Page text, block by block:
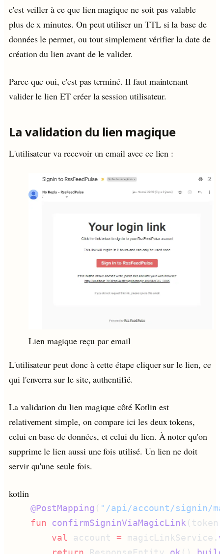
c'est veiller à ce que lien magique ne soit pas valable
plus de x minutes. On peut utiliser un TTL si la base de
données le permet, ou tout simplement vérifier la date de
création du lien avant de le valider.
Parce que oui, c'est pas terminé. Il faut maintenant
valider le lien ET créer la session utilisateur.
La validation du lien magique
L'utilisateur va recevoir un email avec ce lien :
Lien magique reçu par email
L'utilisateur peut donc à cette étape cliquer sur le lien, ce
qui l'enverra sur le site, authentifié.
La validation du lien magique côté Kotlin est
relativement simple, on compare ici les deux tokens,
celui en base de données, et celui du lien. À noter qu'on
supprime le lien aussi une fois utilisé. Un lien ne doit
servir qu'une seule fois.
kotlin
    @PostMapping
( "/api/account/signin/
    fun
confirmSigninViaMagicLink
        val
account = magicLinkService.